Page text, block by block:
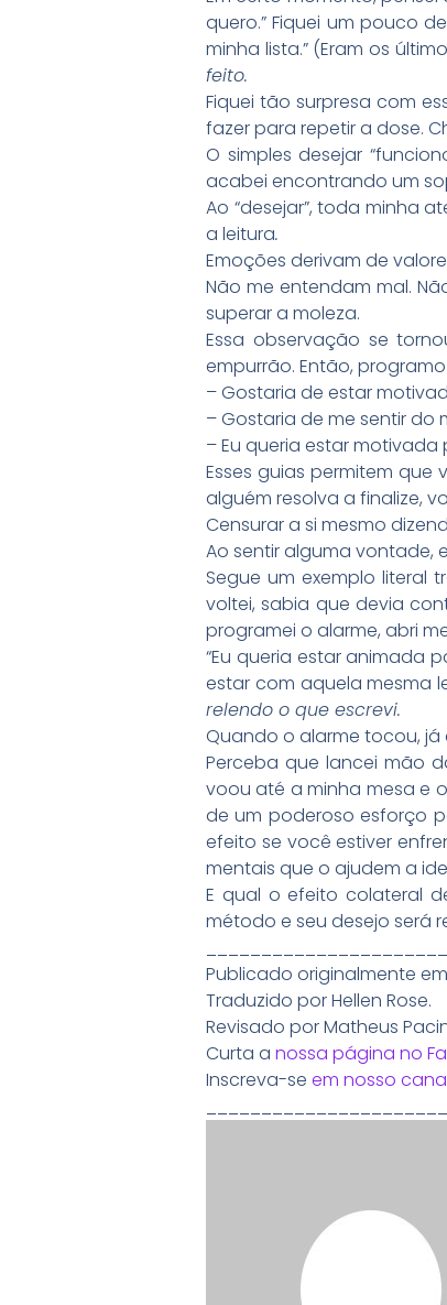
quero.” Fiquei um pouco
minha lista.” (Eram os
feito.
Fiquei tão surpresa com
fazer para repetir a dose.
O simples desejar
acabei encontrando um
Ao “desejar”, toda minha
a leitura.
Emoções derivam de
Não me entendam mal.
superar a moleza.
Essa observação se
empurrão. Então,
– Gostaria de estar
– Gostaria de me sentir do
– Eu queria estar motivada
Esses guias permitem
alguém resolva a finalize,
Censurar a si mesmo
Ao sentir alguma vontade,
Segue um exemplo literal
voltei, sabia que devia
programei o alarme, abri
“Eu queria estar animada
estar com aquela mesma
relendo o que escrevi.
Quando o alarme tocou,
Perceba que lancei mão
voou até a minha mesa e
de um poderoso esforço
efeito se você estiver
mentais que o ajudem a
E qual o efeito colateral
método e seu desejo será
Publicado originalmente em
Traduzido por Hellen Rose.
Revisado por Matheus
Curta a nossa página no
Inscreva-se em nosso